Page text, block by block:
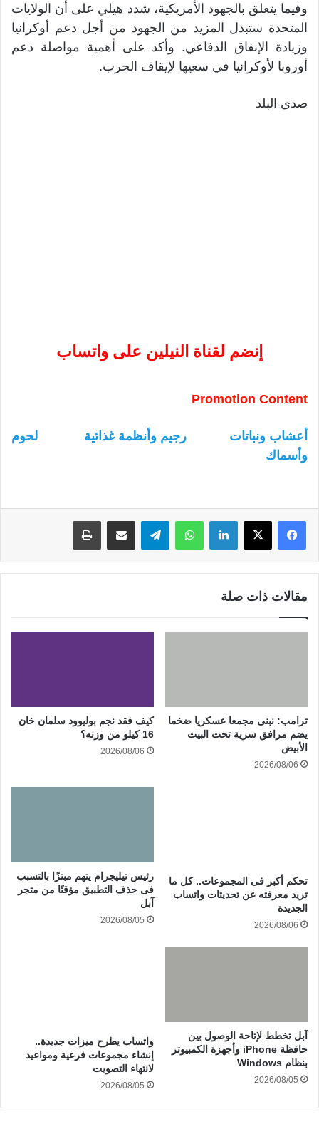
وفيما يتعلق بالجهود الأمريكية، شدد هيلي على أن الولايات
المتحدة ستبذل المزيد من الجهود من أجل دعم أوكرانيا
وزيادة الإنفاق الدفاعي. وأكد على أهمية مواصلة دعم
أوروبا لأوكرانيا في سعيها لإيقاف الحرب.
صدى البلد
إنضم لقناة النيلين على واتساب
Promotion Content
أعشاب ونباتات رجيم وأنظمة غذائية
لحوم
وأسماك
لينكدإن واتساب
مقالات ذات صلة
ترامب: نبنى مجمعا عسكريا ضخما
يضم مرافق سرية تحت البيت
الأبيض
2026/08/06
كيف فقد نجم بوليوود سلمان خان
16 كيلو من وزنه؟
2026/08/06
تحكم أكبر فى المجموعات.. كل ما
تريد معرفته عن تحديثات واتساب
الجديدة
2026/08/06
رئيس تيليجرام يتهم مبتزًا بالتسبب
فى حذف التطبيق مؤقتًا من متجر
آبل
2026/08/05
آبل تخطط لإتاحة الوصول بين
حافظة iPhone وأجهزة الكمبيوتر
بنظام Windows
2026/08/05
واتساب يطرح ميزات جديدة..
إنشاء مجموعات فرعية ومواعيد
لانتهاء التصويت
2026/08/05